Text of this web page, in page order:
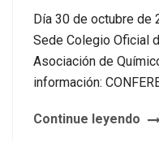
Día 30 de octubre de
Sede Colegio Oficial
Asociación de
información:
Continue leyendo